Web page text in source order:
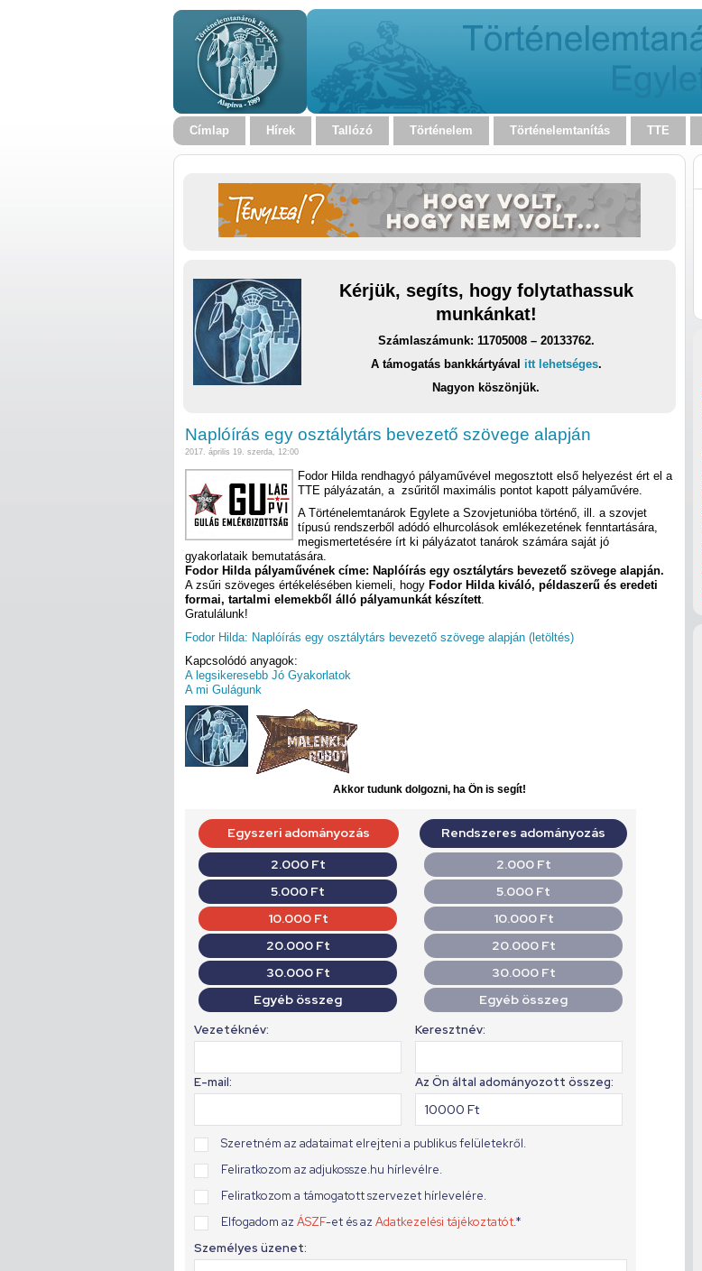
Címlap Hírek Tallózó Történelem Történelemtanítás TTE
Kérjük, segíts, hogy folytathassuk
munkánkat!
Számlaszámunk: 11705008 – 20133762.
A támogatás bankkártyával itt lehetséges.
Nagyon köszönjük.
Naplóírás egy osztálytárs bevezető szövege alapján
2017. április 19. szerda, 12:00
Fodor Hilda rendhagyó pályaművével megosztott első helyezést ért el a
TTE pályázatán, a zsűritől maximális pontot kapott pályaművére.
A Történelemtanárok Egylete a Szovjetunióba történő, ill. a szovjet
típusú rendszerből adódó elhurcolások emlékezetének fenntartására,
megismertetésére írt ki pályázatot tanárok számára saját jó
gyakorlataik bemutatására.
Fodor Hilda pályaművének címe: Naplóírás egy osztálytárs bevezető szövege alapján.
A zsűri szöveges értékelésében kiemeli, hogy Fodor Hilda kiváló, példaszerű és eredeti
formai, tartalmi elemekből álló pályamunkát készített.
Gratulálunk!
Fodor Hilda: Naplóírás egy osztálytárs bevezető szövege alapján (letöltés)
Kapcsolódó anyagok:
A legsikeresebb Jó Gyakorlatok
A mi Gulágunk
Akkor tudunk dolgozni, ha Ön is segít!